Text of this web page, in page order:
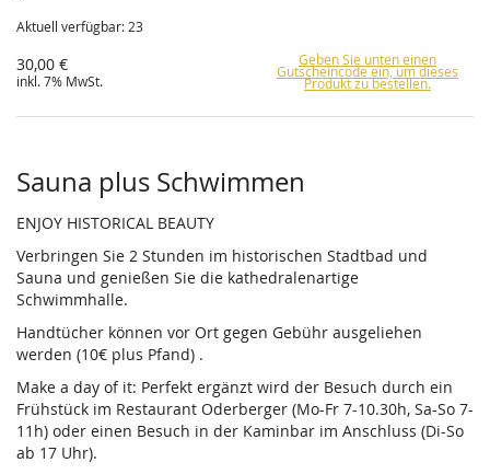
Aktuell verfügbar: 23
30,00 €
inkl. 7% MwSt.
Geben Sie unten einen
Gutscheincode ein, um dieses
Produkt zu bestellen.
Sauna plus Schwimmen
ENJOY HISTORICAL BEAUTY
Verbringen Sie 2 Stunden im historischen Stadtbad und
Sauna und genießen Sie die kathedralenartige
Schwimmhalle.
Handtücher können vor Ort gegen Gebühr ausgeliehen
werden (10€ plus Pfand) .
Make a day of it: Perfekt ergänzt wird der Besuch durch ein
Frühstück im Restaurant Oderberger (Mo-Fr 7-10.30h, Sa-So 7-
11h) oder einen Besuch in der Kaminbar im Anschluss (Di-So
ab 17 Uhr).